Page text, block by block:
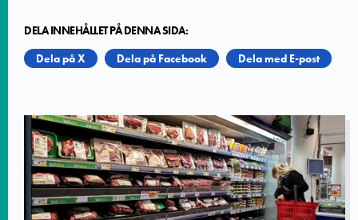
DELA INNEHÅLLET PÅ DENNA SIDA:
Dela på X
Dela på Facebook Dela med E-post